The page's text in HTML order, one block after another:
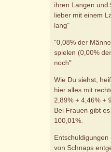
ihren Langen und
lieber mit einem
lang"
"0,08% der
spielen (0,00%
noch"
Wie Du siehst,
hier alles mit
2,89% + 4,46% +
Bei Frauen gibt
100,01%.
von Schnaps